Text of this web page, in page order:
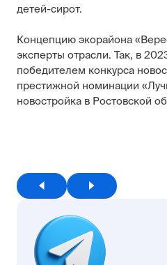
детей-сирот.
Концепцию экорайона
эксперты отрасли. Так, в
победителем конкурса
престижной номинации
новостройка в Ростовской